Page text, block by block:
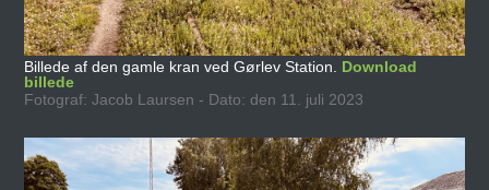
Billede af den gamle kran ved Gørlev Station. Download
billede
Fotograf: Jacob Laursen - Dato: den 11. juli 2023